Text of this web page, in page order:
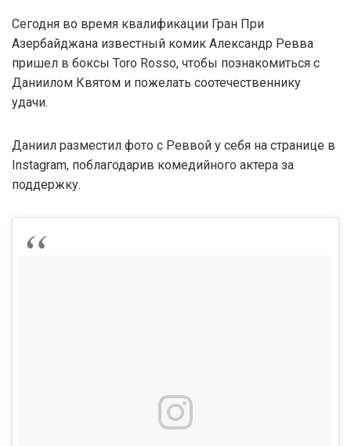
Сегодня во время квалификации Гран При
Азербайджана известный комик Александр Ревва
пришел в боксы Toro Rosso, чтобы познакомиться с
Даниилом Квятом и пожелать соотечественнику
удачи.
Даниил разместил фото с Реввой у себя на странице в
Instagram, поблагодарив комедийного актера за
поддержку.